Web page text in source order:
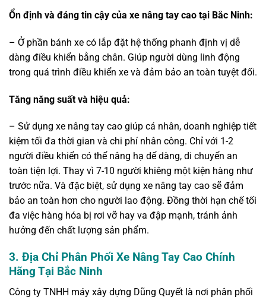
Ổn định và đáng tin cậy của xe nâng tay cao tại Bắc Ninh:
– Ở phần bánh xe có lắp đặt hệ thống phanh định vị dễ
dàng điều khiển bằng chân. Giúp người dùng linh động
trong quá trình điều khiển xe và đảm bảo an toàn tuyệt đối.
Tăng năng suất và hiệu quả:
– Sử dụng xe nâng tay cao giúp cá nhân, doanh nghiệp tiết
kiệm tối đa thời gian và chi phí nhân công. Chỉ với 1-2
người điều khiển có thể nâng hạ dể dàng, di chuyển an
toàn tiện lợi. Thay vì 7-10 người khiêng một kiện hàng như
trước nữa. Và đặc biệt, sử dụng xe nâng tay cao sẽ đảm
bảo an toàn hơn cho người lao động. Đồng thời hạn chế tối
đa việc hàng hóa bị rơi vỡ hay va đập mạnh, tránh ảnh
hưởng đến chất lượng sản phẩm.
3. Địa Chỉ Phân Phối Xe Nâng Tay Cao Chính
Hãng Tại Bắc Ninh
Công ty TNHH máy xây dựng Dũng Quyết là nơi phân phối